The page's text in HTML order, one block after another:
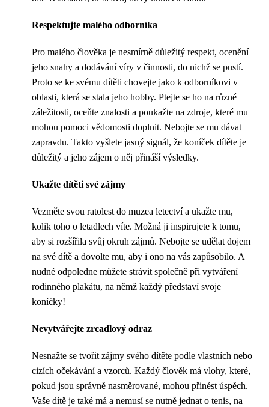
Respektujte malého odborníka
Pro malého člověka je nesmírně důležitý respekt, ocenění
jeho snahy a dodávání víry v činnosti, do nichž se pustí.
Proto se ke svému dítěti chovejte jako k odborníkovi v
oblasti, která se stala jeho hobby. Ptejte se ho na různé
záležitosti, oceňte znalosti a poukažte na zdroje, které mu
mohou pomoci vědomosti doplnit. Nebojte se mu dávat
zapravdu. Takto vyšlete jasný signál, že koníček dítěte je
důležitý a jeho zájem o něj přináší výsledky.
Ukažte dítěti své zájmy
Vezměte svou ratolest do muzea letectví a ukažte mu,
kolik toho o letadlech víte. Možná ji inspirujete k tomu,
aby si rozšířila svůj okruh zájmů. Nebojte se udělat dojem
na své dítě a dovolte mu, aby i ono na vás zapůsobilo. A
nudné odpoledne můžete strávit společně při vytváření
rodinného plakátu, na němž každý představí svoje
koníčky!
Nevytvářejte zrcadlový odraz
Nesnažte se tvořit zájmy svého dítěte podle vlastních nebo
cizích očekávání a vzorců. Každý člověk má vlohy, které,
pokud jsou správně nasměrované, mohou přinést úspěch.
Vaše dítě je také má a nemusí se nutně jednat o tenis, na